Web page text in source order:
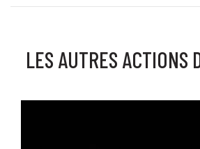
LES AUTRES ACTIONS